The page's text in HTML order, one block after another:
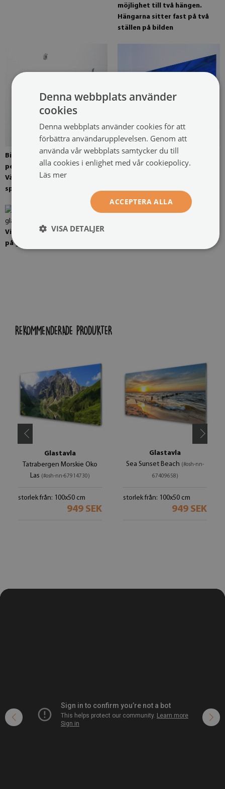
möjlighet till två hängen.
Hängarna sitter fast på två
ställen på bilden
Bild monterad med fyra
pendlar som tillval.
Väggmonterade
spegelpendlar
Bild klar för installation
Visualisering av bildelement
på glas
REKOMMENDERADE PRODUKTER
Glastavla
Tatrabergen Morskie Oko
Las (#osh-nn-67914730)
storlek från: 100x50 cm
949 SEK
Glastavla
Sea Sunset Beach (#osh-nn-
67409658)
storlek från: 100x50 cm
949 SEK
Denna webbplats använder
cookies
Denna webbplats använder cookies för att
förbättra användarupplevelsen. Genom att
använda vår webbplats samtycker du till
alla cookies i enlighet med vår cookiepolicy.
Läs mer
ACCEPTERA ALLA
VISA DETALJER